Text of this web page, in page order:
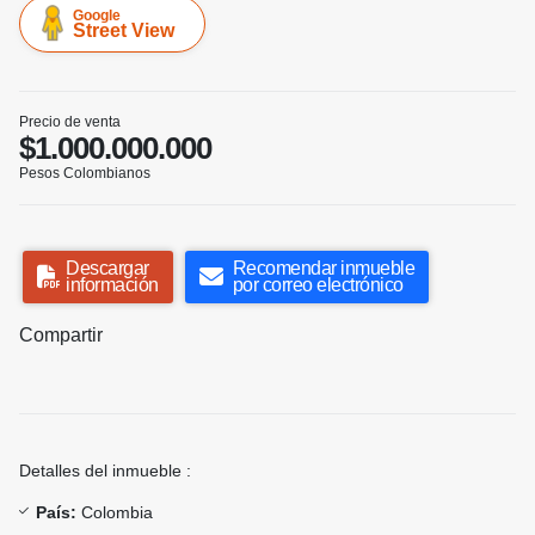
Google
Street View
Precio de venta
$1.000.000.000
Pesos Colombianos
Descargar
información
Recomendar inmueble
por correo electrónico
Compartir
Detalles del inmueble :
País: Colombia